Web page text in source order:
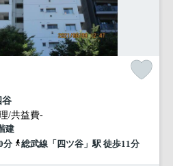
谷
/共益費-
建
分
総武線「四ツ谷」駅 徒歩11分